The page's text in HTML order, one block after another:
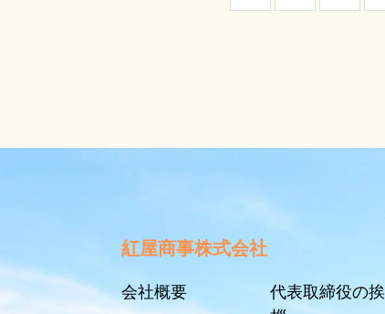
紅屋商事株式会社
会社概要
代表取締役の挨